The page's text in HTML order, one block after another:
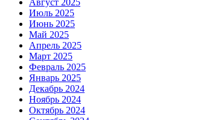
Июль 2025
Июнь 2025
Май 2025
Апрель 2025
Март 2025
Февраль 2025
Январь 2025
Декабрь 2024
Ноябрь 2024
Октябрь 2024